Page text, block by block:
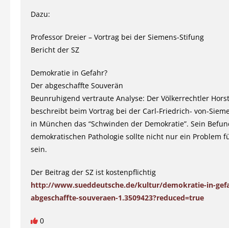
Dazu:
Professor Dreier – Vortrag bei der Siemens-Stifung
Bericht der SZ
Demokratie in Gefahr?
Der abgeschaffte Souverän
Beunruhigend vertraute Analyse: Der Völkerrechtler
beschreibt beim Vortrag bei der Carl-Friedrich- von-
in München das “Schwinden der Demokratie”. Sein
demokratischen Pathologie sollte nicht nur ein Problem
sein.
Der Beitrag der SZ ist kostenpflichtig
http://www.sueddeutsche.de/kultur/demokratie-in-
abgeschaffte-souveraen-1.3509423?reduced=true
0